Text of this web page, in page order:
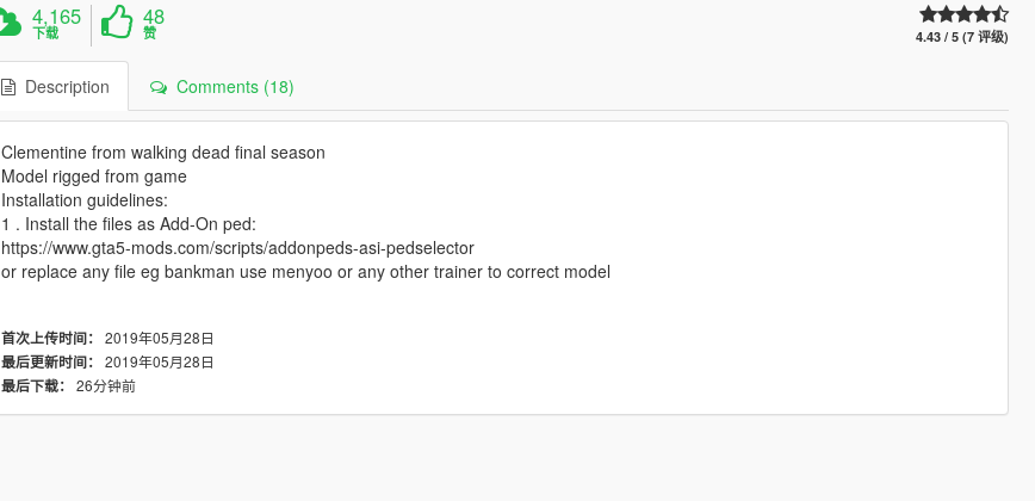
4,165
下载
48
赞 4.43 / 5 (7 评级)
Description Comments (18)
Clementine from walking dead final season
Model rigged from game
Installation guidelines:
1 . Install the files as Add-On ped:
https://www.gta5-mods.com/scripts/addonpeds-asi-pedselector
or replace any file eg bankman use menyoo or any other trainer to correct model
首次上传时间： 2019年05月28日
最后更新时间： 2019年05月28日
最后下载： 26分钟前